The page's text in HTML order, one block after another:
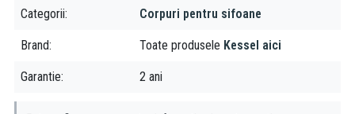
Categorii Corpuri pentru sifoane
Brand Toate produsele Kessel aici
Garantie 2 ani